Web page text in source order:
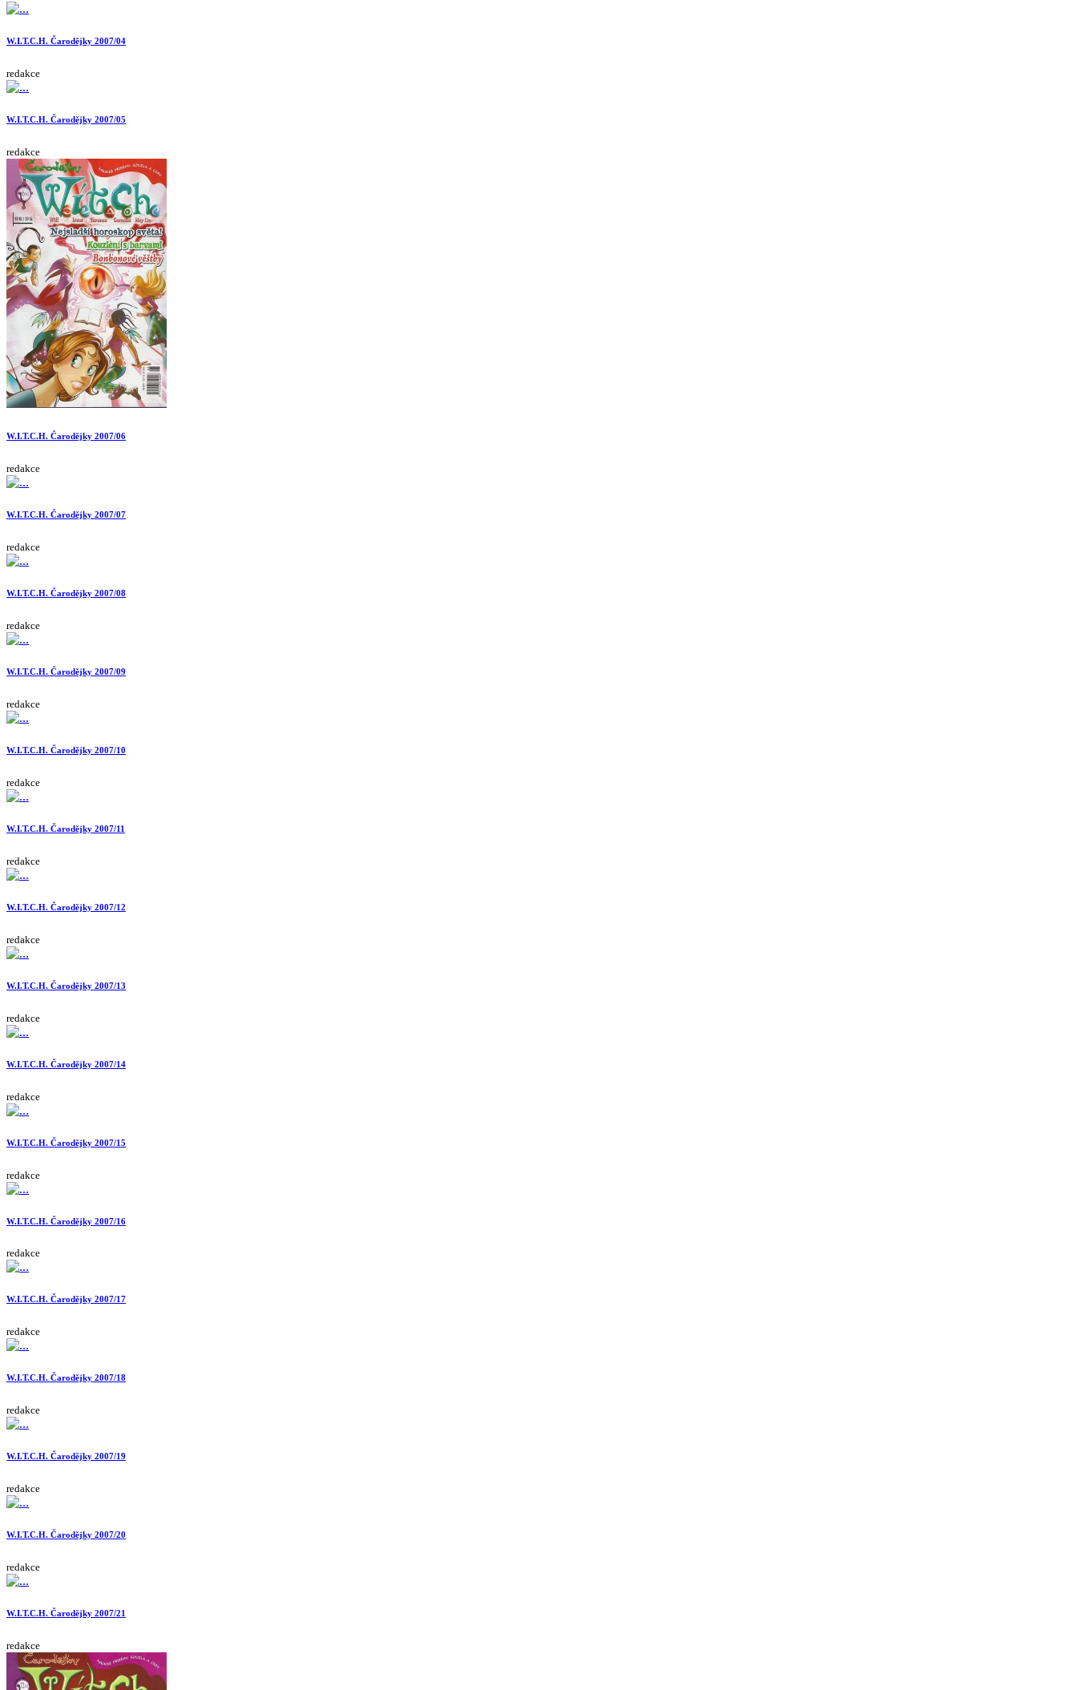
W.I.T.C.H. Čarodějky 2007/04
redakce
W.I.T.C.H. Čarodějky 2007/05
redakce
W.I.T.C.H. Čarodějky 2007/06
redakce
W.I.T.C.H. Čarodějky 2007/07
redakce
W.I.T.C.H. Čarodějky 2007/08
redakce
W.I.T.C.H. Čarodějky 2007/09
redakce
W.I.T.C.H. Čarodějky 2007/10
redakce
W.I.T.C.H. Čarodějky 2007/11
redakce
W.I.T.C.H. Čarodějky 2007/12
redakce
W.I.T.C.H. Čarodějky 2007/13
redakce
W.I.T.C.H. Čarodějky 2007/14
redakce
W.I.T.C.H. Čarodějky 2007/15
redakce
W.I.T.C.H. Čarodějky 2007/16
redakce
W.I.T.C.H. Čarodějky 2007/17
redakce
W.I.T.C.H. Čarodějky 2007/18
redakce
W.I.T.C.H. Čarodějky 2007/19
redakce
W.I.T.C.H. Čarodějky 2007/20
redakce
W.I.T.C.H. Čarodějky 2007/21
redakce